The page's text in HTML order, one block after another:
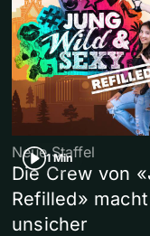
1 Min
Neue Staffel
Die Crew von
Refilled»
unsicher